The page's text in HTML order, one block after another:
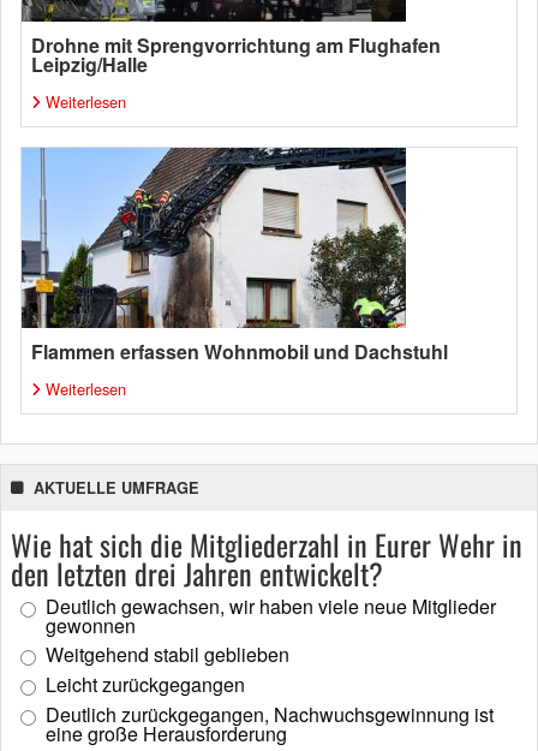
Drohne mit Sprengvorrichtung am Flughafen
Leipzig/Halle
Weiterlesen
Flammen erfassen Wohnmobil und Dachstuhl
Weiterlesen
AKTUELLE UMFRAGE
Wie hat sich die Mitgliederzahl in Eurer Wehr in
den letzten drei Jahren entwickelt?
Deutlich gewachsen, wir haben viele neue Mitglieder
gewonnen
Weitgehend stabil geblieben
Leicht zurückgegangen
Deutlich zurückgegangen, Nachwuchsgewinnung ist
eine große Herausforderung